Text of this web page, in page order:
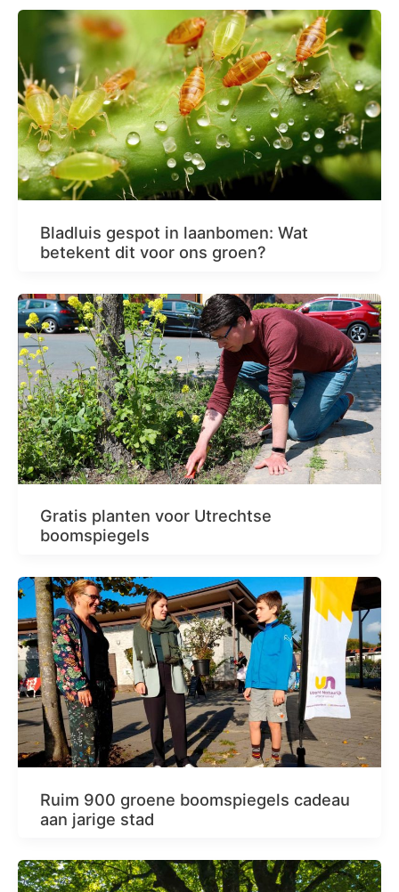
Bladluis gespot in laanbomen: Wat
betekent dit voor ons groen?
Gratis planten voor Utrechtse
boomspiegels
Ruim 900 groene boomspiegels cadeau
aan jarige stad